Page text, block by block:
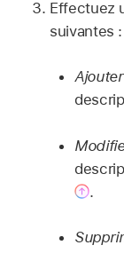
Effectuez
suivantes :
.